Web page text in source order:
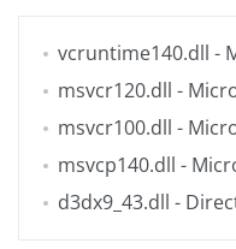
vcruntime140.dll -
msvcr120.dll -
msvcr100.dll -
msvcp140.dll -
d3dx9_43.dll -